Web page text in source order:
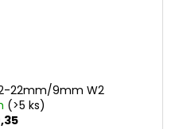
22mm/9mm W2
(>5 ks)